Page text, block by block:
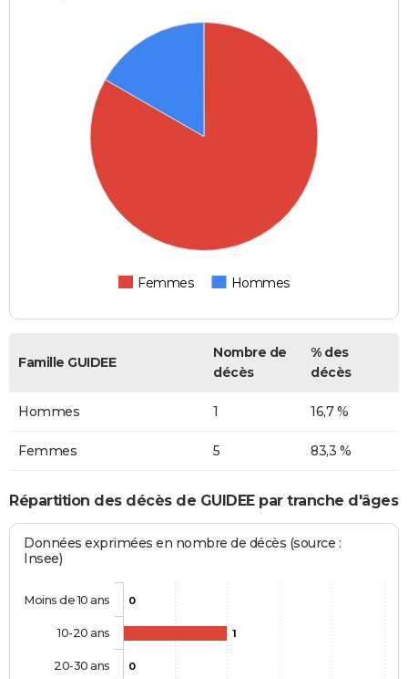
Femmes Hommes
Famille GUIDEE
Nombre de
décès
% des
décès
Hommes 1 16,7 %
Femmes 5 83,3 %
Répartition des décès de GUIDEE par tranche d'âges
Données exprimées en nombre de décès (source :
Insee)
0
1
0
Moins de 10 ans
10-20 ans
20-30 ans